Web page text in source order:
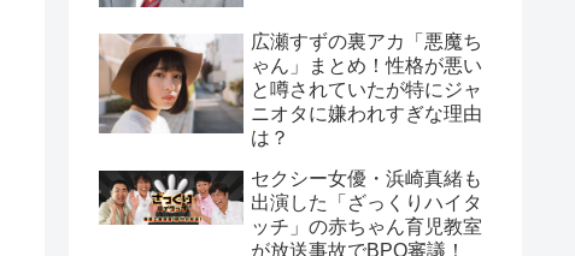
広瀬すずの裏アカ「悪魔ち
ゃん」まとめ！性格が悪い
と噂されていたが特にジャ
ニオタに嫌われすぎな理由
は？
セクシー女優・浜崎真緒も
出演した「ざっくりハイタ
ッチ」の赤ちゃん育児教室
が放送事故でBPO審議！